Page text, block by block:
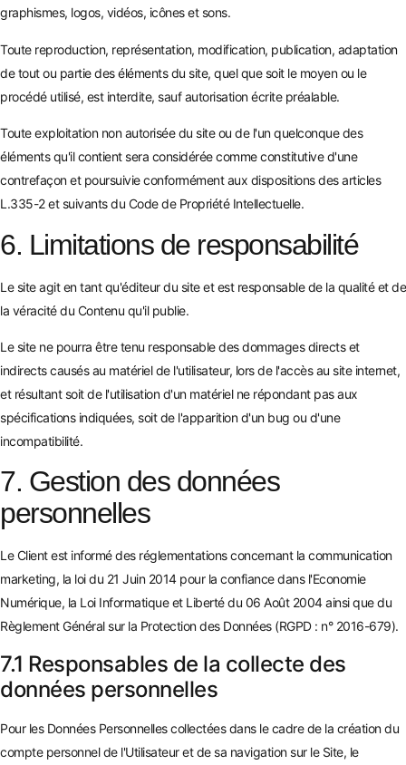
graphismes, logos, vidéos, icônes et sons.
Toute reproduction, représentation, modification, publication, adaptation
de tout ou partie des éléments du site, quel que soit le moyen ou le
procédé utilisé, est interdite, sauf autorisation écrite préalable.
Toute exploitation non autorisée du site ou de l'un quelconque des
éléments qu'il contient sera considérée comme constitutive d'une
contrefaçon et poursuivie conformément aux dispositions des articles
L.335-2 et suivants du Code de Propriété Intellectuelle.
6. Limitations de responsabilité
Le site agit en tant qu'éditeur du site et est responsable de la qualité et de
la véracité du Contenu qu'il publie.
Le site ne pourra être tenu responsable des dommages directs et
indirects causés au matériel de l'utilisateur, lors de l'accès au site internet,
et résultant soit de l'utilisation d'un matériel ne répondant pas aux
spécifications indiquées, soit de l'apparition d'un bug ou d'une
incompatibilité.
7. Gestion des données
personnelles
Le Client est informé des réglementations concernant la communication
marketing, la loi du 21 Juin 2014 pour la confiance dans l'Economie
Numérique, la Loi Informatique et Liberté du 06 Août 2004 ainsi que du
Règlement Général sur la Protection des Données (RGPD : n° 2016-679).
7.1 Responsables de la collecte des
données personnelles
Pour les Données Personnelles collectées dans le cadre de la création du
compte personnel de l'Utilisateur et de sa navigation sur le Site, le